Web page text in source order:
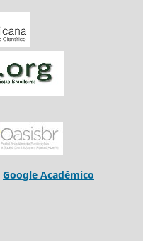
Google Acadêmico